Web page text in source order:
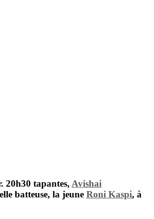
20h30 tapantes, Avishai
batteuse, la jeune Roni Kaspi, à